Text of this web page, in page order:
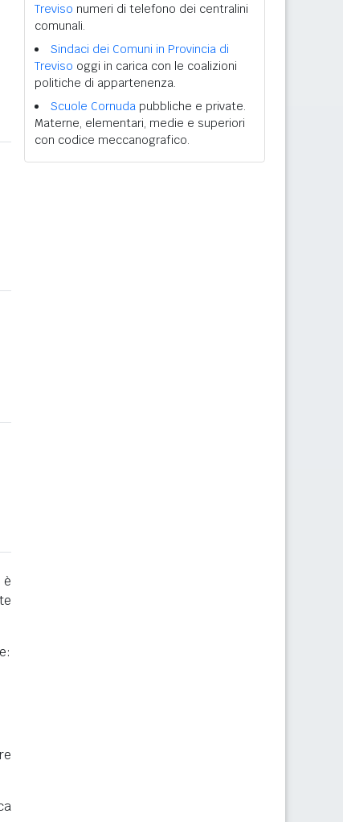
Treviso numeri di telefono dei centralini
comunali.
Sindaci dei Comuni in Provincia di
Treviso oggi in carica con le coalizioni
politiche di appartenenza.
Scuole Cornuda pubbliche e private.
Materne, elementari, medie e superiori
con codice meccanografico.